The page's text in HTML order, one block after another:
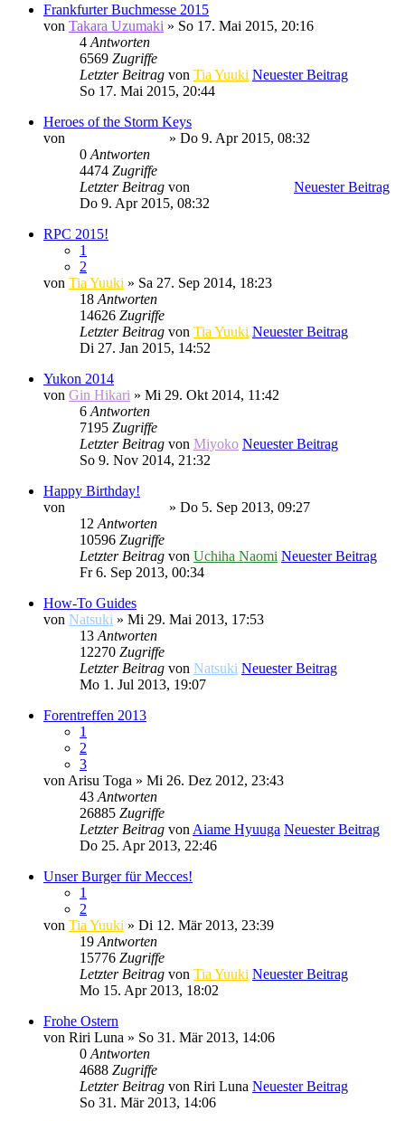
Frankfurter Buchmesse 2015
von Takara Uzumaki » So 17. Mai 2015, 20:16
4 Antworten
6569 Zugriffe
Letzter Beitrag von Tia Yuuki Neuester Beitrag
So 17. Mai 2015, 20:44
Heroes of the Storm Keys
von
» Do 9. Apr 2015, 08:32
0 Antworten
4474 Zugriffe
Letzter Beitrag von
Neuester Beitrag
Do 9. Apr 2015, 08:32
RPC 2015!
1
2
von Tia Yuuki » Sa 27. Sep 2014, 18:23
18 Antworten
14626 Zugriffe
Letzter Beitrag von Tia Yuuki Neuester Beitrag
Di 27. Jan 2015, 14:52
Yukon 2014
von Gin Hikari » Mi 29. Okt 2014, 11:42
6 Antworten
7195 Zugriffe
Letzter Beitrag von Miyoko Neuester Beitrag
So 9. Nov 2014, 21:32
Happy Birthday!
von
» Do 5. Sep 2013, 09:27
12 Antworten
10596 Zugriffe
Letzter Beitrag von Uchiha Naomi Neuester Beitrag
Fr 6. Sep 2013, 00:34
How-To Guides
von Natsuki » Mi 29. Mai 2013, 17:53
13 Antworten
12270 Zugriffe
Letzter Beitrag von Natsuki Neuester Beitrag
Mo 1. Jul 2013, 19:07
Forentreffen 2013
1
2
3
von Arisu Toga » Mi 26. Dez 2012, 23:43
43 Antworten
26885 Zugriffe
Letzter Beitrag von Aiame Hyuuga Neuester Beitrag
Do 25. Apr 2013, 22:46
Unser Burger für Mecces!
1
2
von Tia Yuuki » Di 12. Mär 2013, 23:39
19 Antworten
15776 Zugriffe
Letzter Beitrag von Tia Yuuki Neuester Beitrag
Mo 15. Apr 2013, 18:02
Frohe Ostern
von Riri Luna » So 31. Mär 2013, 14:06
0 Antworten
4688 Zugriffe
Letzter Beitrag von Riri Luna Neuester Beitrag
So 31. Mär 2013, 14:06